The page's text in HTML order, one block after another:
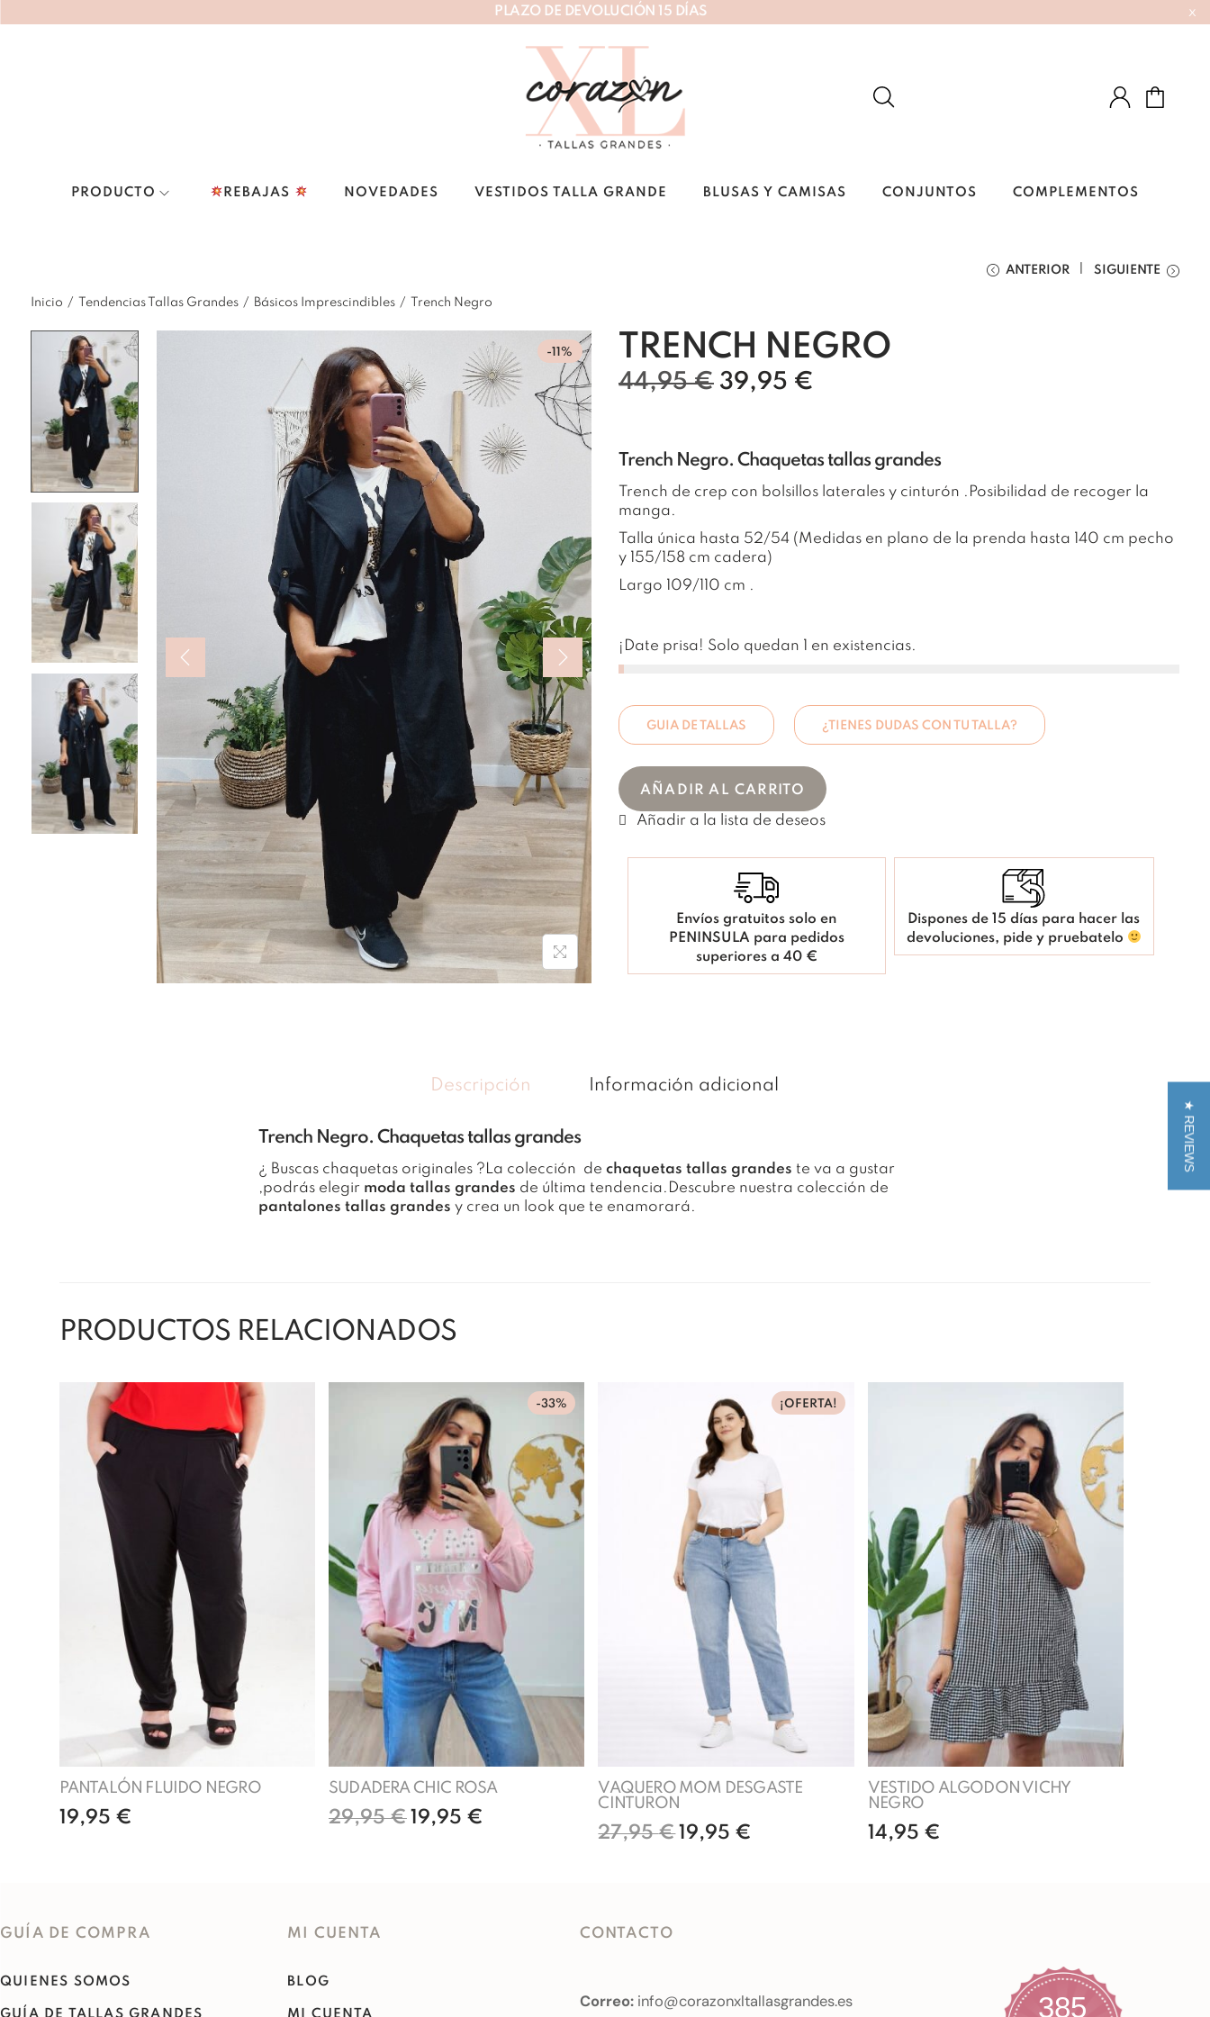
P LAZO DE DEVOLUC ÓN 5 DÍ AS x
PRODUCTO REBAJAS NOVEDADES VESTIDOS TALLA GRANDE BLUSAS Y CAMISAS CONJUNTOS COMPLEMENTOS
ANTERIOR SIGUIENTE
Inicio / Tendencias Tallas Grandes / Básicos Imprescindibles / Trench Negro
-11% TRENCH NEGRO
44,95€ 39,95 €
Trench Negro. Chaquetas tallas grandes
Trench de crep con bolsillos laterales y cinturón .Posibilidad de recoger la
manga.
Talla única hasta 52/54 (Medidas en plano de la prenda hasta 140 cm pecho
y 155/158 cm cadera)
Largo 109/110 cm .
¡Date prisa! Solo quedan 1 en existencias.
GUIA DE TALLAS ¿TIENES DUDAS CON TU TALLA?
AÑADIR AL CARRITO
Envíos gratuitos solo en
PENINSULA para pedidos
superiores a 40 €
Dispones de 15 días para hacer las
devoluciones, pide y pruebatelo
Descripción Información adicional
Trench Negro. Chaquetas tallas grandes
¿ Buscas chaquetas originales ?La colección de chaquetas tallas grandes te va a gustar
,podrás elegir moda tallas grandes de última tendencia.Descubre nuestra colección de
pantalones tallas grandes y crea un look que te enamorará.
PRODUCTOS RELACIONADOS
PANTALÓN FLUIDO NEGRO
19,95 €
-33%
SUDADERA CHIC ROSA
29,95€ 19,95 €
¡OFERTA!
VAQUERO MOM DESGASTE
CINTURON
27,95€ 19,95 €
VESTIDO ALGODON VICHY
NEGRO
14,95 €
GUÍA DE COMPRA
QUIENES SOMOS
MI CUENTA
BLOG
CONTACTO
Correo:info@corazonxltallasgrandes.es 385
★ REVIEWS